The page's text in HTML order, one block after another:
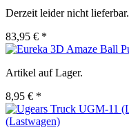
Derzeit leider nicht lieferbar.
83,95 € *
Artikel auf Lager.
8,95 € *
(Lastwagen)